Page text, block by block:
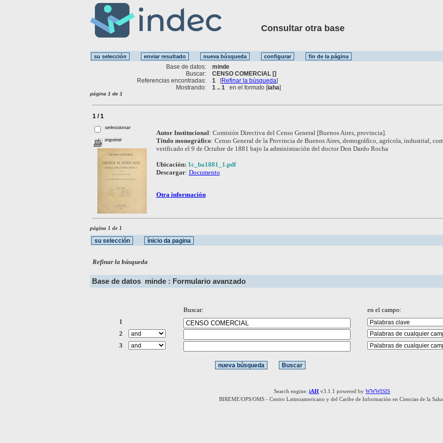
Consultar otra base
Base de datos:
minde
Buscar:
CENSO COMERCIAL []
Referencias encontradas:
1 [Refinar la búsqueda]
Mostrando:
1 .. 1 en el formato [iaha]
página 1 de 1
1 / 1
seleccionar
imprimir
Autor Institucional: Comisión Directiva del Censo General [Buenos Aires, provincia].
Título monográfico: Censo General de la Provincia de Buenos Aires, demográfico, agrícola, industrial,
verificado el 9 de Octubre de 1881 bajo la administración del doctor Don Dardo Rocha
Ubicación: 1c_ba1881_1.pdf
Descargar: Documento
Otra información
página 1 de 1
Refinar la búsqueda
Base de datos minde : Formulario avanzado
Buscar:
en el campo:
1
2
3
Search engine:iAH v3.1.1 powered byWWWISIS
BIREME/OPS/OMS - Centro Latinoamericano y del Caribe de Información en Ciencias de la